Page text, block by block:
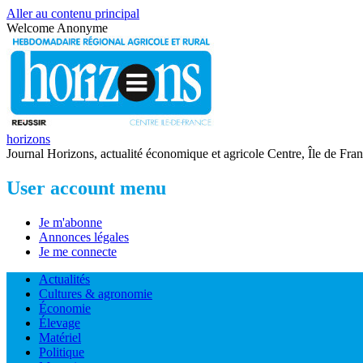
Aller au contenu principal
Welcome Anonyme
horizons
Journal Horizons, actualité économique et agricole Centre, Île de
User account menu
Je m'abonne
Annonces légales
Je me connecte
Actualités
Cultures & agronomie
Économie
Élevage
Matériel
Politique